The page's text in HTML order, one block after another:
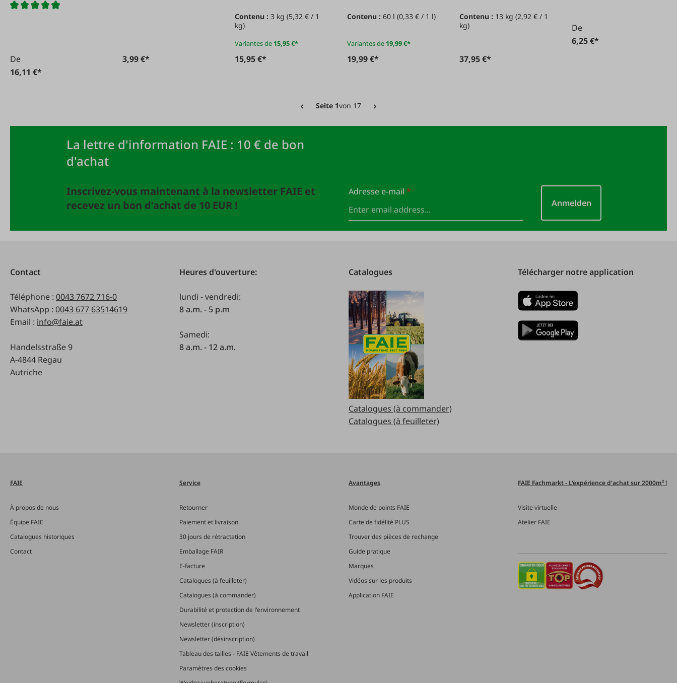
métal
De
16,11 €*
3,99 €*
Contenu :3 kg(5,32 € / 1
kg)
Variantes de 15,95 €*
15,95 €*
Contenu :60 l(0,33 € / 1 l)
Variantes de 19,99 €*
19,99 €*
Contenu : 13 kg(2,92 € / 1
kg)
37,95 €*
De
6,25 €*
Seite 1von 17
La lettre d'information FAIE : 10 € de bon
d'achat
Inscrivez-vous maintenant à la newsletter FAIE et
recevez un bon d'achat de 10 EUR !
Adresse e-mail *
Anmelden
Contact
Téléphone : 0043 7672 716-0
WhatsApp : 0043 677 63514619
Email : info@faie.at
Handelsstraße 9
A-4844 Regau
Autriche
Heures d'ouverture:
lundi - vendredi:
8 a.m. - 5 p.m
Samedi:
8 a.m. - 12 a.m.
Catalogues
Catalogues (à commander)
Catalogues (à feuilleter)
Télécharger notre application
FAIE
À propos de nous
Équipe FAIE
Catalogues historiques
Contact
Service
Retourner
Paiement et livraison
30 jours de rétractation
Emballage FAIR
E-facture
Catalogues (à feuilleter)
Catalogues (à commander)
Durabilité et protection de l'environnement
Newsletter (inscription)
Newsletter (désinscription)
Tableau des tailles - FAIE Vêtements de travail
Paramètres des cookies
Avantages
Monde de points FAIE
Carte de fidélité PLUS
Trouver des pièces de rechange
Guide pratique
Marques
Vidéos sur les produits
Application FAIE
FAIE Fachmarkt - L'expérience d'achat sur 2000m² !
Visite virtuelle
Atelier FAIE